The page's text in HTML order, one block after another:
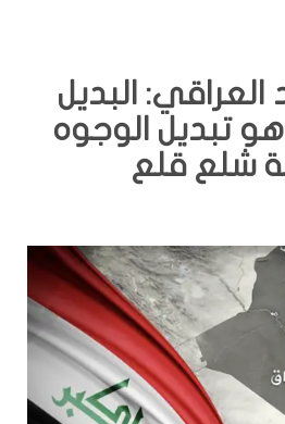
البديل
تبديل الوجوه
شلع قلع